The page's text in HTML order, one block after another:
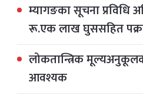
म्यागङका सूचना प्रविधि
रू.एक लाख घुससहित
लोकतान्त्रिक
आवश्यक